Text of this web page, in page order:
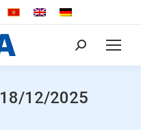
Search:
18/12/2025